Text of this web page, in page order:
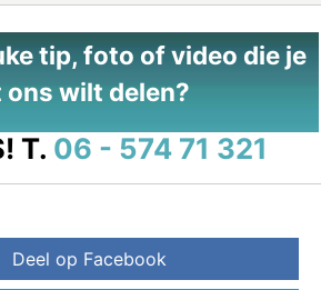
tip, foto of video die je
ons wilt delen?
T. 06 - 574 71 321
Deel op Facebook